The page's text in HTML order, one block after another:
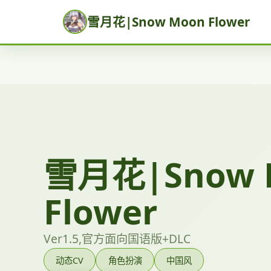
雪月花|Snow Moon Flower
雪月花|Snow
Flower
Ver1.5,官方面向国语版+DLC
动态CV 角色扮演 中国风